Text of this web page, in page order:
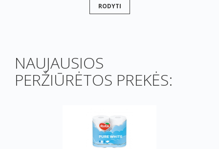
RODYTI
NAUJAUSIOS
PERŽIŪRĖTOS PREKĖS: